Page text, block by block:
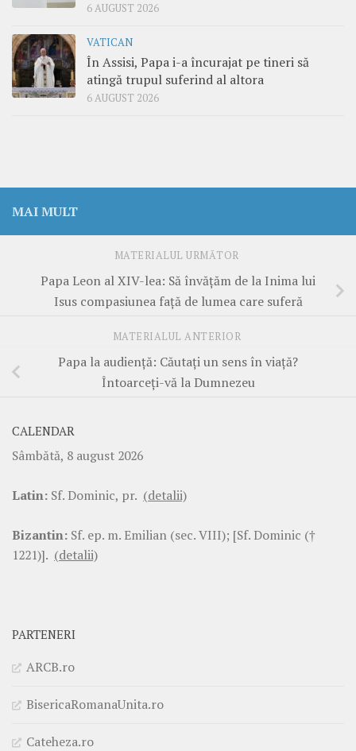
6 AUGUST 2026
VATICAN
În Assisi, Papa i-a încurajat pe tineri să
atingă trupul suferind al altora
6 AUGUST 2026
MAI MULT
MATERIALUL URMĂTOR
Papa Leon al XIV-lea: Să învățăm de la Inima lui
Isus compasiunea față de lumea care suferă
MATERIALUL ANTERIOR
Papa la audiență: Căutați un sens în viață?
Întoarceți-vă la Dumnezeu
CALENDAR
Sâmbătă, 8 august 2026
Latin: Sf. Dominic, pr. (detalii)
Bizantin: Sf. ep. m. Emilian (sec. VIII); [Sf. Dominic (†
1221)]. (detalii)
PARTENERI
ARCB.ro
BisericaRomanaUnita.ro
Cateheza.ro